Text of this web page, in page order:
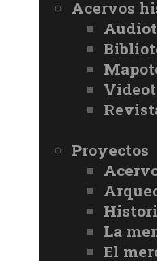
Acervos
Proyectos
La
El